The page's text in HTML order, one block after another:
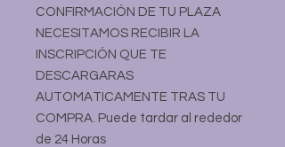
CONFIRMACIÓN DE TU PLAZA
NECESITAMOS RECIBIR LA
INSCRIPCIÓN QUE TE
DESCARGARAS
AUTOMATICAMENTE TRAS TU
COMPRA. Puede tardar al rededor
de 24 Horas